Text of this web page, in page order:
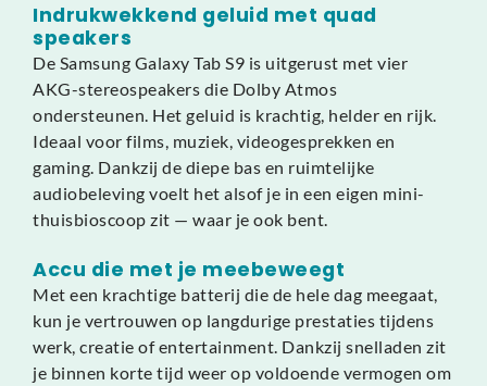
Indrukwekkend geluid met quad
speakers
De Samsung Galaxy Tab S9 is uitgerust met vier
AKG-stereospeakers die Dolby Atmos
ondersteunen. Het geluid is krachtig, helder en rijk.
Ideaal voor films, muziek, videogesprekken en
gaming. Dankzij de diepe bas en ruimtelijke
audiobeleving voelt het alsof je in een eigen mini-
thuisbioscoop zit — waar je ook bent.
Accu die met je meebeweegt
Met een krachtige batterij die de hele dag meegaat,
kun je vertrouwen op langdurige prestaties tijdens
werk, creatie of entertainment. Dankzij snelladen zit
je binnen korte tijd weer op voldoende vermogen om